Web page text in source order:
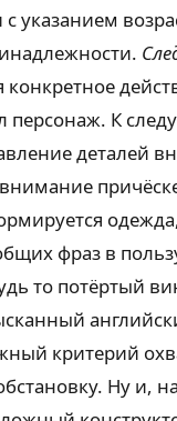
указанием
конкретное
персонаж. К
деталей
фраз в
то потёртый
критерий
Ну и,